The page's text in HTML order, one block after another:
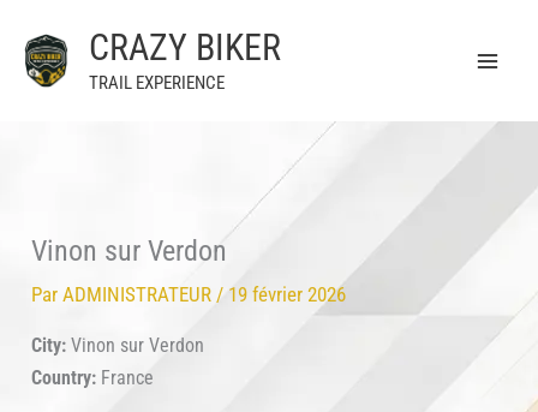
contenu
CRAZY BIKER
TRAIL EXPERIENCE
Vinon sur Verdon
ParADMINISTRATEUR / 19 février 2026
City: Vinon sur Verdon
Country: France